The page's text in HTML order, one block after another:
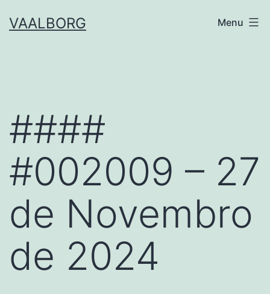
toVAALBORG Menu
####
#002009 – 27
de Novembro
de 2024